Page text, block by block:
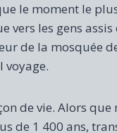
le moment le
vers les gens
de la mosquée
voyage.
de vie. Alors
de 1 400 ans,